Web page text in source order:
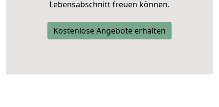
Lebensabschnitt freuen können.
Kostenlose Angebote erhalten